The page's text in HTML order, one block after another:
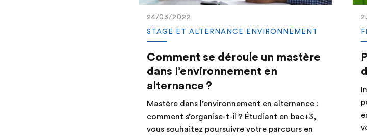
24/03/2022
STAGE ET ALTERNANCE ENVIRONNEMENT
Comment se déroule un mastère
dans l’environnement en
alternance ?
Mastère dans l’environnement en alternance :
comment s’organise-t-il ? Étudiant en bac+3,
vous souhaitez poursuivre votre parcours en